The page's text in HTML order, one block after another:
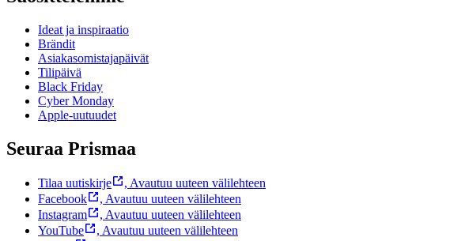
Ideat ja inspiraatio
Brändit
Asiakasomistajapäivät
Tilipäivä
Black Friday
Cyber Monday
Apple-uutuudet
Seuraa Prismaa
Tilaa uutiskirje , Avautuu uuteen välilehteen
Facebook
, Avautuu uuteen välilehteen
Instagram
, Avautuu uuteen välilehteen
YouTube
, Avautuu uuteen välilehteen